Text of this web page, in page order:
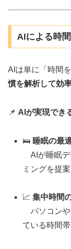
AIによる時
AIは単に「時間
慣を解析して効
📌 AIが実現でき
🛌 睡眠の最
AIが睡眠デ
ミングを提案
📈集中時間
パソコンや
ている時間